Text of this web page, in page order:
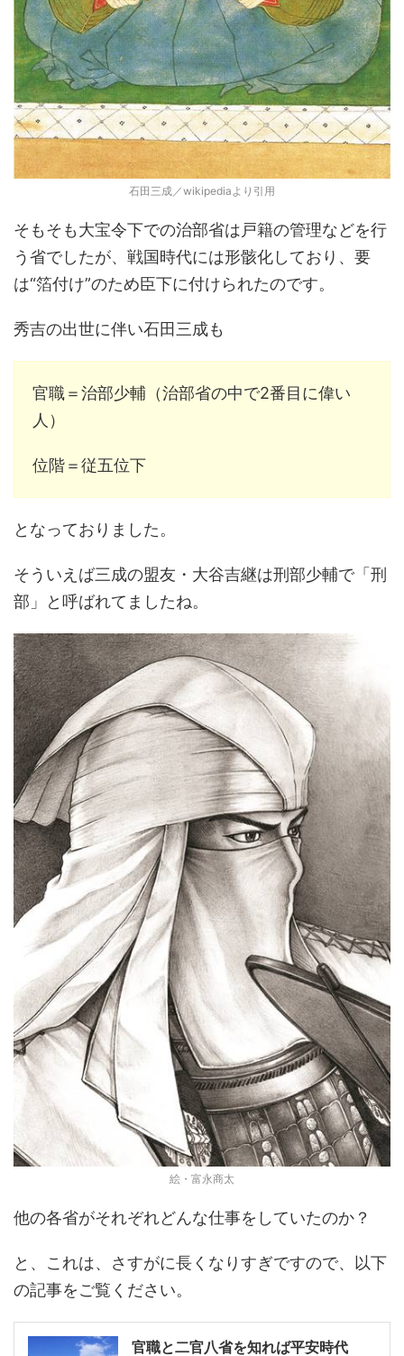
石田三成／wikipediaより引用
そもそも大宝令下での治部省は戸籍の管理などを行
う省でしたが、戦国時代には形骸化しており、要
は“箔付け”のため臣下に付けられたのです。
秀吉の出世に伴い石田三成も
官職＝治部少輔（治部省の中で2番目に偉い
人）
位階＝従五位下
となっておりました。
そういえば三成の盟友・大谷吉継は刑部少輔で「刑
部」と呼ばれてましたね。
絵・富永商太
他の各省がそれぞれどんな仕事をしていたのか？
と、これは、さすがに長くなりすぎですので、以下
の記事をご覧ください。
官職と二官八省を知れば平安時代